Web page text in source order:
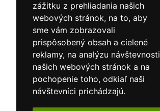
zážitku z prehliadania našich
webových stránok, na to, aby
sme vám zobrazovali
prispôsobený obsah a cielené
reklamy, na analýzu návštevnosti
našich webových stránok a na
pochopenie toho, odkiaľ naši
návštevníci prichádzajú.